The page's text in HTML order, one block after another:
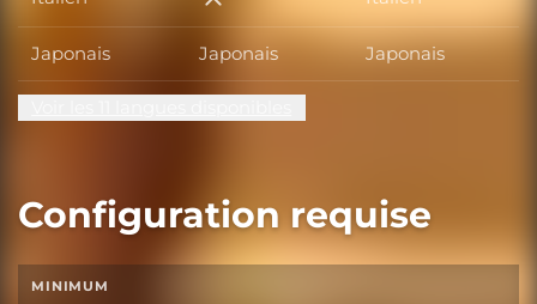
Italien
Japonais Japonais Japonais
Configuration requise
MINIMUM